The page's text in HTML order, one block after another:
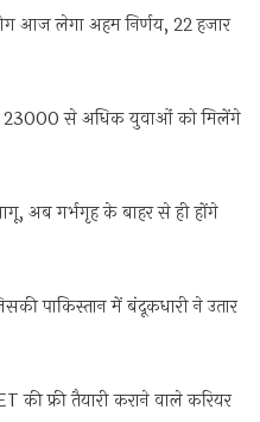
आज लेगा अहम निर्णय, 22 हजार
से 23000 से अधिक युवाओं को मिलेंगे
अब गर्भगृह के बाहर से ही होंगे
पाकिस्तान में बंदूकधारी ने उतार
की फ्री तैयारी कराने वाले करियर